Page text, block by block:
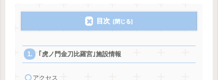
目次
｢虎ノ門金刀比羅宮｣施設情報
アクセス